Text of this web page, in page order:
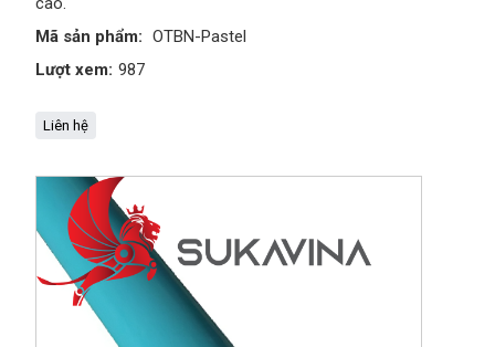
Mã sản phẩm: OTBN-Pastel
Lượt xem: 987
Liên hệ